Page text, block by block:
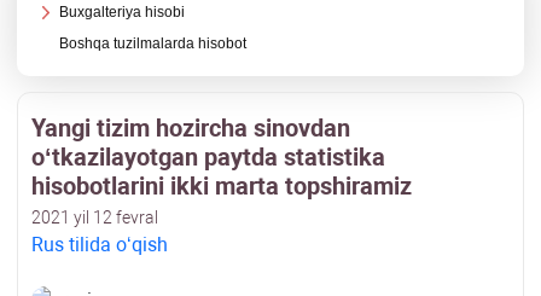
Buхgalteriya hisobi
Boshqa tuzilmalarda hisobot
Yangi tizim hozircha sinovdan
oʻtkazilayotgan paytda statistika
hisobotlarini ikki marta topshiramiz
2021 yil 12 fevral
Rus tilida oʻqish